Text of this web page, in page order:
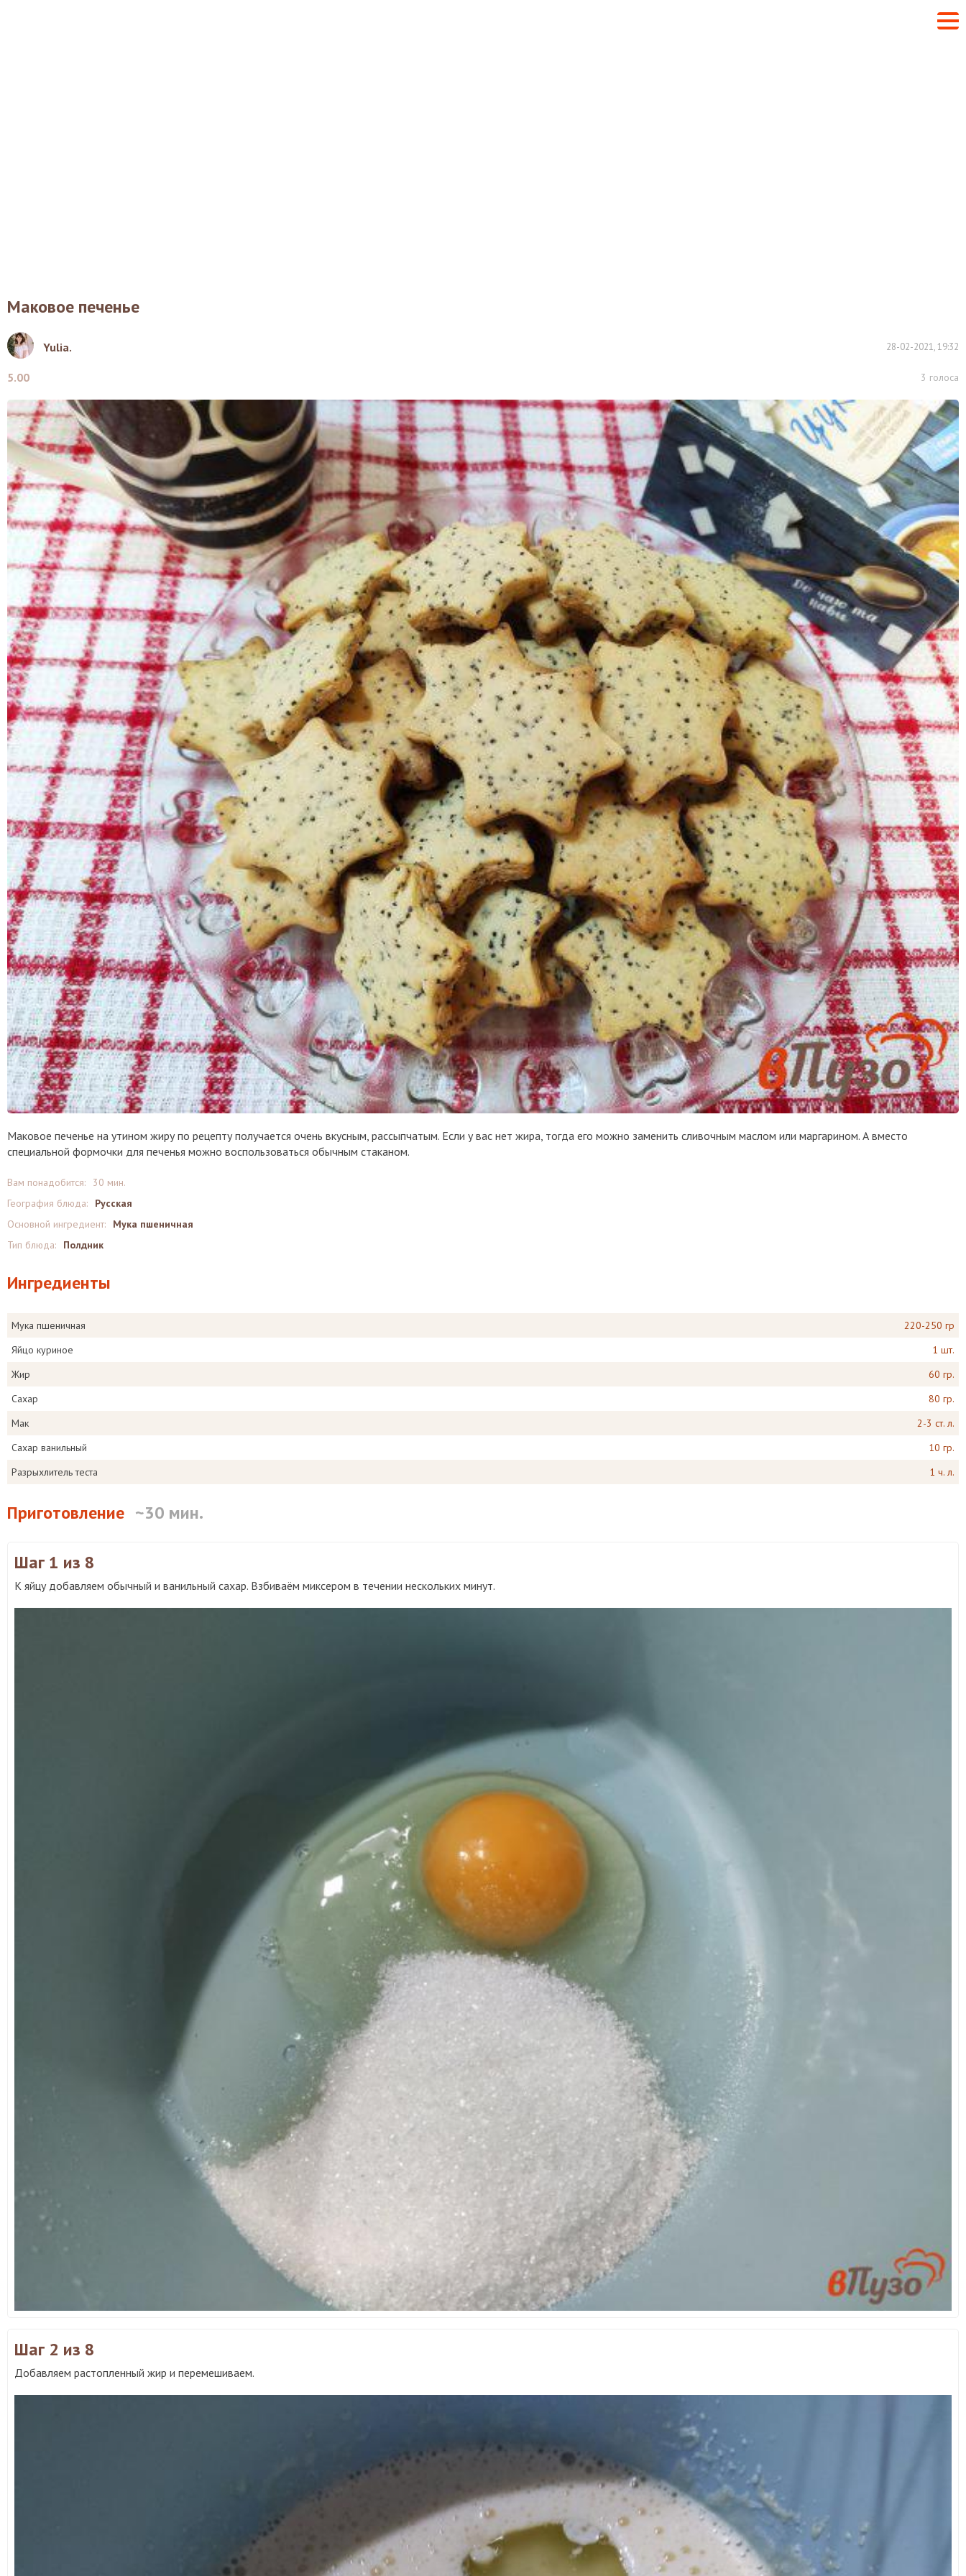
Маковое печенье
Yulia. 28-02-2021, 19:32
5.00 3 голоса
Маковое печенье на утином жиру по рецепту получается очень вкусным, рассыпчатым. Если у вас нет жира, тогда его можно заменить сливочным маслом или маргарином. А вместо
специальной формочки для печенья можно воспользоваться обычным стаканом.
Вам понадобится:
30 мин.
География блюда:
Русская
Основной ингредиент:
Мука пшеничная
Тип блюда:
Полдник
Ингредиенты
Мука пшеничная
220-250 гр
Яйцо куриное
1 шт.
Жир
60 гр.
Сахар
80 гр.
Мак
2-3 ст. л.
Сахар ванильный
10 гр.
Разрыхлитель теста
1 ч. л.
Приготовление ~30 мин.
Шаг 1 из 8
К яйцу добавляем обычный и ванильный сахар. Взбиваём миксером в течении нескольких минут.
Шаг 2 из 8
Добавляем растопленный жир и перемешиваем.